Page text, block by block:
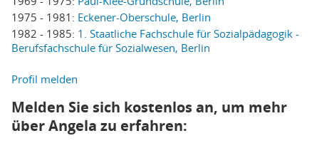
1975 - 1981: Eckener-Oberschule, Berlin
1982 - 1985: 1. Staatliche Fachschule für Sozialpädagogik -
Berufsfachschule für Sozialwesen, Berlin
Profil melden
Melden Sie sich kostenlos an, um mehr
über Angela zu erfahren: